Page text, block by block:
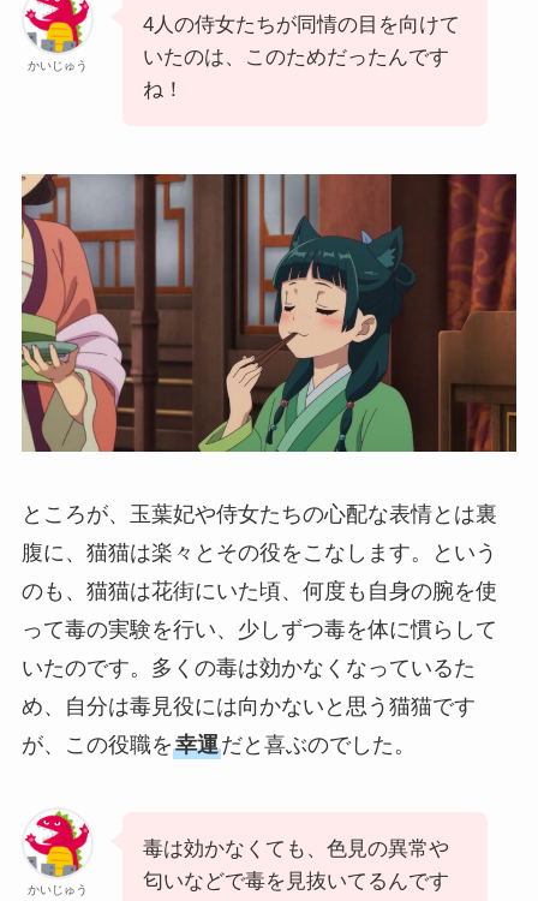
かいじゅう
4人の侍女たちが同情の目を向けて
いたのは、このためだったんです
ね！
ところが、玉葉妃や侍女たちの心配な表情とは裏
腹に、猫猫は楽々とその役をこなします。という
のも、猫猫は花街にいた頃、何度も自身の腕を使
って毒の実験を行い、少しずつ毒を体に慣らして
いたのです。多くの毒は効かなくなっているた
め、自分は毒見役には向かないと思う猫猫です
が、この役職を幸運だと喜ぶのでした。
かいじゅう
毒は効かなくても、色見の異常や
匂いなどで毒を見抜いてるんです